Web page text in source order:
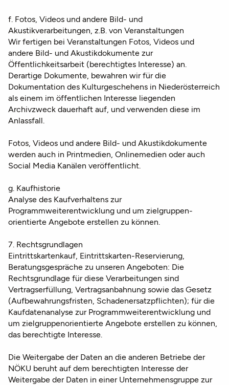
f. Fotos, Videos und andere Bild- und
Akustikverarbeitungen, z.B. von Veranstaltungen
Wir fertigen bei Veranstaltungen Fotos, Videos und
andere Bild- und Akustikdokumente zur
Öffentlichkeitsarbeit (berechtigtes Interesse) an.
Derartige Dokumente, bewahren wir für die
Dokumentation des Kulturgeschehens in Niederösterreich
als einem im öffentlichen Interesse liegenden
Archivzweck dauerhaft auf, und verwenden diese im
Anlassfall.
Fotos, Videos und andere Bild- und Akustikdokumente
werden auch in Printmedien, Onlinemedien oder auch
Social Media Kanälen veröffentlicht.
g. Kaufhistorie
Analyse des Kaufverhaltens zur
Programmweiterentwicklung und um zielgruppen-
orientierte Angebote erstellen zu können.
7. Rechtsgrundlagen
Eintrittskartenkauf, Eintrittskarten-Reservierung,
Beratungsgespräche zu unseren Angeboten: Die
Rechtsgrundlage für diese Verarbeitungen sind
Vertragserfüllung, Vertragsanbahnung sowie das Gesetz
(Aufbewahrungsfristen, Schadenersatzpflichten); für die
Kaufdatenanalyse zur Programmweiterentwicklung und
um zielgruppenorientierte Angebote erstellen zu können,
das berechtigte Interesse.
Die Weitergabe der Daten an die anderen Betriebe der
NÖKU beruht auf dem berechtigten Interesse der
Weitergabe der Daten in einer Unternehmensgruppe zur